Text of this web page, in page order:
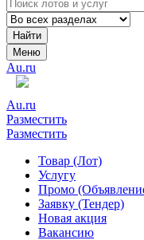
Найти
Меню
Au.ru
Au.ru
Разместить
Разместить
Товар (Лот)
Услугу
Промо
Заявку (Тендер)
Новая акция
Вакансию